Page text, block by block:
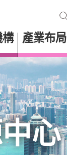
構 產業布局
心